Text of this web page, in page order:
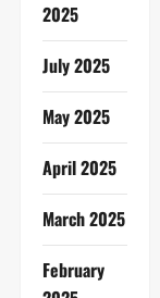
2025
July 2025
May 2025
April 2025
March 2025
February